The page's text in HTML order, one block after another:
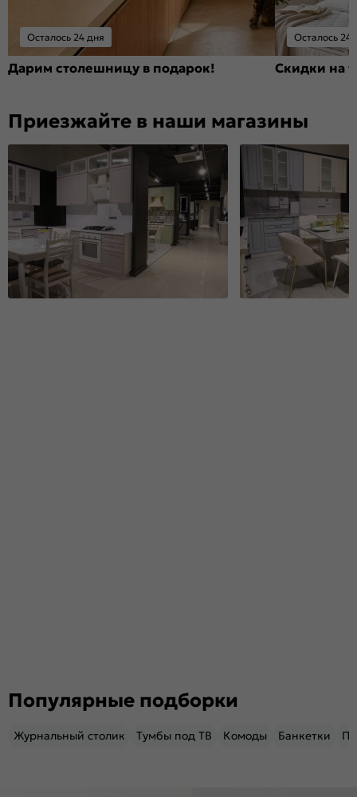
Осталось 24 дня
Дарим столешницу в подарок!
Осталось 24
Скидки на
Приезжайте в наши магазины
Популярные подборки
Журнальный столик Тумбы под ТВ Комоды Банкетки